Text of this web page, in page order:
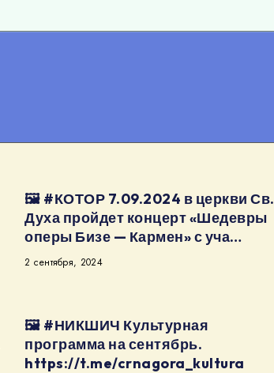
🖼 #КОТОР 7.09.2024 в церкви Св.
Духа пройдет концерт «Шедевры
оперы Бизе — Кармен» с уча…
2 сентября, 2024
🖼 #НИКШИЧ Культурная
программа на сентябрь.
https://t.me/crnagora_kultura